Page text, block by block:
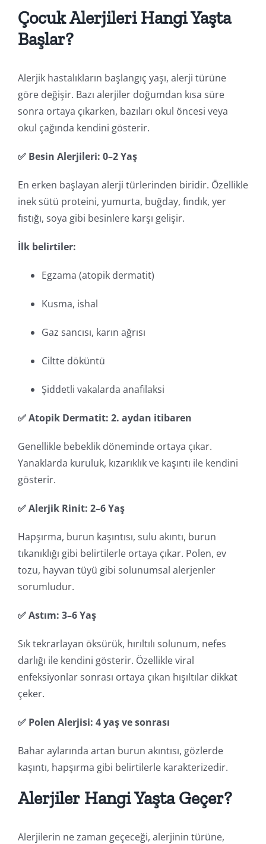
Çocuk Alerjileri Hangi Yaşta
Başlar?
Alerjik hastalıkların başlangıç yaşı, alerji türüne
göre değişir. Bazı alerjiler doğumdan kısa süre
sonra ortaya çıkarken, bazıları okul öncesi veya
okul çağında kendini gösterir.
✅ Besin Alerjileri: 0–2 Yaş
En erken başlayan alerji türlerinden biridir. Özellikle
inek sütü proteini, yumurta, buğday, fındık, yer
fıstığı, soya gibi besinlere karşı gelişir.
İlk belirtiler:
Egzama (atopik dermatit)
Kusma, ishal
Gaz sancısı, karın ağrısı
Ciltte döküntü
Şiddetli vakalarda anafilaksi
✅ Atopik Dermatit: 2. aydan itibaren
Genellikle bebeklik döneminde ortaya çıkar.
Yanaklarda kuruluk, kızarıklık ve kaşıntı ile kendini
gösterir.
✅ Alerjik Rinit: 2–6 Yaş
Hapşırma, burun kaşıntısı, sulu akıntı, burun
tıkanıklığı gibi belirtilerle ortaya çıkar. Polen, ev
tozu, hayvan tüyü gibi solunumsal alerjenler
sorumludur.
✅ Astım: 3–6 Yaş
Sık tekrarlayan öksürük, hırıltılı solunum, nefes
darlığı ile kendini gösterir. Özellikle viral
enfeksiyonlar sonrası ortaya çıkan hışıltılar dikkat
çeker.
✅ Polen Alerjisi: 4 yaş ve sonrası
Bahar aylarında artan burun akıntısı, gözlerde
kaşıntı, hapşırma gibi belirtilerle karakterizedir.
Alerjiler Hangi Yaşta Geçer?
Alerjilerin ne zaman geçeceği, alerjinin türüne,